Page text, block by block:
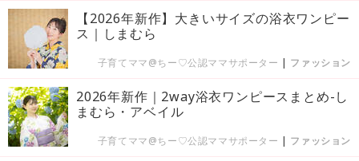
【2026年新作】大きいサイズの浴衣ワンピー
ス｜しまむら
子育てママ@ちー♡公認ママサポーター | ファッション
2026年新作｜2way浴衣ワンピースまとめ-し
まむら・アベイル
子育てママ@ちー♡公認ママサポーター | ファッション